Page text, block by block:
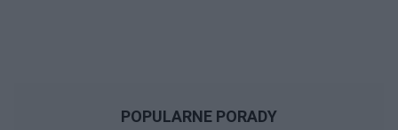
POPULARNE PORADY